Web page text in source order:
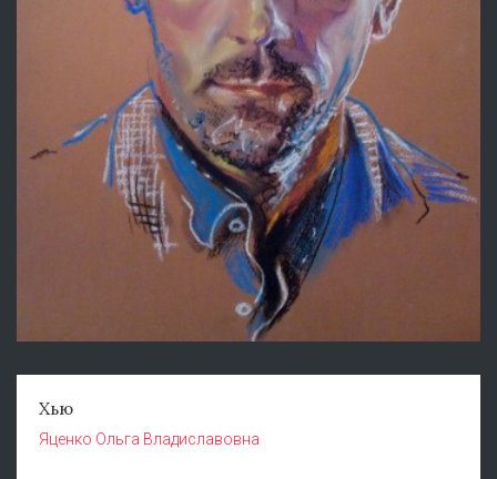
Хью
Яценко Ольга Владиславовна